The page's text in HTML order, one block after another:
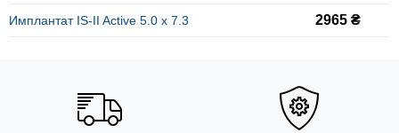
Имплантат IS-II Active 5.0 x 7.3 2965 ₴